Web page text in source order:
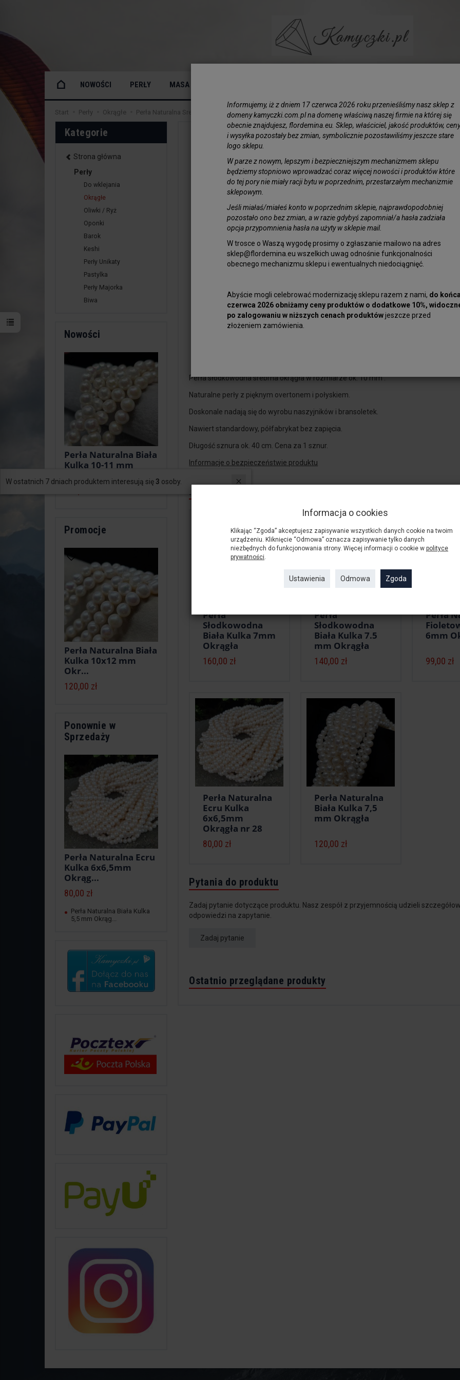
Informujemy, iż z dniem 17 czerwca 2026 roku przenieśliśmy nasz sklep z
domeny kamyczki.com.pl na domenę właściwą naszej firmie na której się
obecnie znajdujesz, flordemina.eu. Sklep, właściciel, jakość produktów, ceny
i wysyłka pozostały bez zmian, symbolicznie pozostawiliśmy jeszcze stare
logo sklepu.
W parze z nowym, lepszym i bezpieczniejszym mechanizmem sklepu
będziemy stopniowo wprowadzać coraz więcej nowości i produktów które
do tej pory nie miały racji bytu w poprzednim, przestarzałym mechanizmie
sklepowym.
Jeśli miałaś/miałeś konto w poprzednim sklepie, najprawdopodobniej
pozostało ono bez zmian, a w razie gdybyś zapomniał/a hasła zadziała
opcja przypomnienia hasła na użyty w sklepie mail.
W trosce o Waszą wygodę prosimy o zgłaszanie mailowo na adres
sklep@flordemina.eu wszelkich uwag odnośnie funkcjonalności
obecnego mechanizmu sklepu i ewentualnych niedociągnięć.
Abyście mogli celebrować modernizację sklepu razem z nami, do
czerwca 2026 obniżamy ceny produktów o dodatkowe 10%,
po zalogowaniu w niższych cenach produktówjeszcze przed
złożeniem zamówienia.
NOWOŚCI PERŁY MASA PERŁOWA
Start Perły Okrągłe Perła Naturalna Srebrna Kulka ok 10 mm Okrągła
Perła
10 mm
Obserwuj
Naturalne
Doskonale
Perła słodkowodna srebrna okrągła w rozmiarze ok. 10 mm .
Naturalne perły z pięknym overtonem i połyskiem.
Doskonale nadają się do wyrobu naszyjników i bransoletek.
Nawiert standardowy, półfabrykat bez zapięcia.
Długość sznura ok. 40 cm. Cena za 1 sznur.
Informacje o bezpieczeństwie produktu
Polecane produkty
Perła
Słodkowodna
Biała Kulka 7mm
Okrągła
160,00 zł
Perła
Słodkowodna
Biała Kulka 7.5
mm Okrągła
140,00 zł
Perła
6mm
99,00 zł
Perła Naturalna
Ecru Kulka
6x6,5mm
Okrągła nr 28
80,00 zł
Perła Naturalna
Biała Kulka 7,5
mm Okrągła
120,00 zł
Pytania do produktu
Zadaj pytanie dotyczące produktu. Nasz zespół z przyjemnością udzieli
odpowiedzi na zapytanie.
Zadaj pytanie
Ostatnio przeglądane produkty
W ostatnich 7 dniach produktem interesują się3 osoby.
Kategorie
Strona główna
Perły
Do wklejania
Okrągłe
Oliwki / Ryż
Oponki
Barok
Keshi
Perły Unikaty
Pastylka
Perły Majorka
Biwa
Nowości
Perła Naturalna Biała
Kulka 10-11 mm
Promocje
Perła Naturalna Biała
Kulka 10x12 mm
Okr...
120,00 zł
Ponownie w
Sprzedaży
Perła Naturalna Ecru
Kulka 6x6,5mm
Okrąg...
80,00 zł
Perła Naturalna Biała Kulka
5,5 mm Okrąg...
Informacja o cookies
Klikając “Zgoda” akceptujesz zapisywanie wszystkich danych cookie na twoim
urządzeniu. Kliknięcie “Odmowa” oznacza zapisywanie tylko danych
niezbędnych do funkcjonowania strony. Więcej informacji o cookie w polityce
prywatności
Ustawienia Odmowa Zgoda